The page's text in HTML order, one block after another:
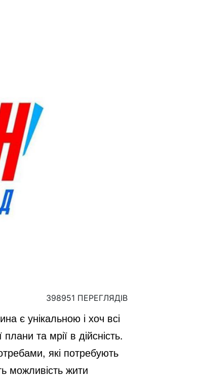
398951 ПЕРЕГЛЯДІВ
є унікальною і хоч всі
та мрії в дійсність.
які потребують
можливість жити